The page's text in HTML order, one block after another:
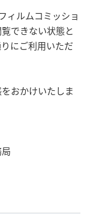
ィルムコミッショ
できない状態と
にご利用いただ
おかけいたしま